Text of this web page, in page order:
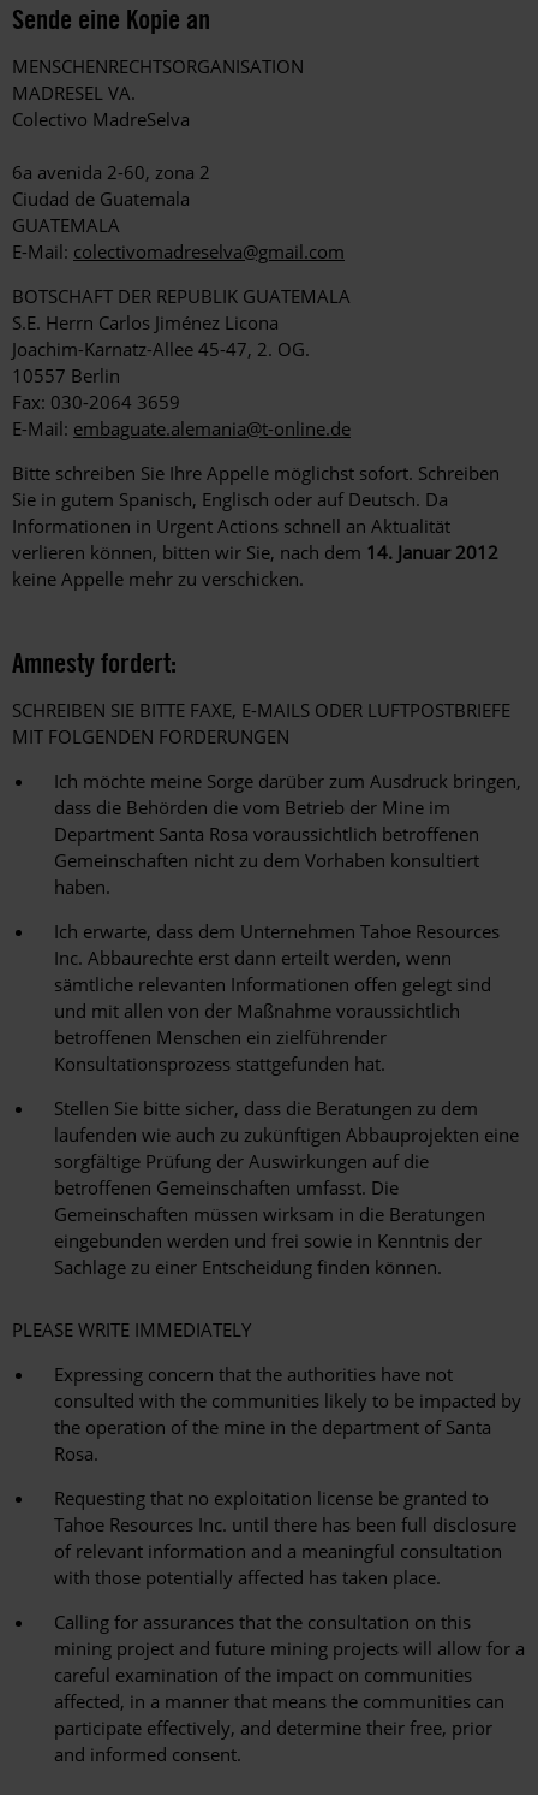
Sende eine Kopie an
MENSCHENRECHTSORGANISATION
MADRESEL VA.
Colectivo MadreSelva
6a avenida 2-60, zona 2
Ciudad de Guatemala
GUATEMALA
E-Mail: colectivomadreselva@gmail.com
BOTSCHAFT DER REPUBLIK GUATEMALA
S.E. Herrn Carlos Jiménez Licona
Joachim-Karnatz-Allee 45-47, 2. OG.
10557 Berlin
Fax: 030-2064 3659
E-Mail: embaguate.alemania@t-online.de
Bitte schreiben Sie Ihre Appelle möglichst sofort. Schreiben
Sie in gutem Spanisch, Englisch oder auf Deutsch. Da
Informationen in Urgent Actions schnell an Aktualität
verlieren können, bitten wir Sie, nach dem 14. Januar 2012
keine Appelle mehr zu verschicken.
Amnesty fordert:
SCHREIBEN SIE BITTE FAXE, E-MAILS ODER LUFTPOSTBRIEFE
MIT FOLGENDEN FORDERUNGEN
Ich möchte meine Sorge darüber zum Ausdruck bringen,
dass die Behörden die vom Betrieb der Mine im
Department Santa Rosa voraussichtlich betroffenen
Gemeinschaften nicht zu dem Vorhaben konsultiert
haben.
Ich erwarte, dass dem Unternehmen Tahoe Resources
Inc. Abbaurechte erst dann erteilt werden, wenn
sämtliche relevanten Informationen offen gelegt sind
und mit allen von der Maßnahme voraussichtlich
betroffenen Menschen ein zielführender
Konsultationsprozess stattgefunden hat.
Stellen Sie bitte sicher, dass die Beratungen zu dem
laufenden wie auch zu zukünftigen Abbauprojekten eine
sorgfältige Prüfung der Auswirkungen auf die
betroffenen Gemeinschaften umfasst. Die
Gemeinschaften müssen wirksam in die Beratungen
eingebunden werden und frei sowie in Kenntnis der
Sachlage zu einer Entscheidung finden können.
PLEASE WRITE IMMEDIATELY
Expressing concern that the authorities have not
consulted with the communities likely to be impacted by
the operation of the mine in the department of Santa
Rosa.
Requesting that no exploitation license be granted to
Tahoe Resources Inc. until there has been full disclosure
of relevant information and a meaningful consultation
with those potentially affected has taken place.
Calling for assurances that the consultation on this
mining project and future mining projects will allow for a
careful examination of the impact on communities
affected, in a manner that means the communities can
participate effectively, and determine their free, prior
and informed consent.